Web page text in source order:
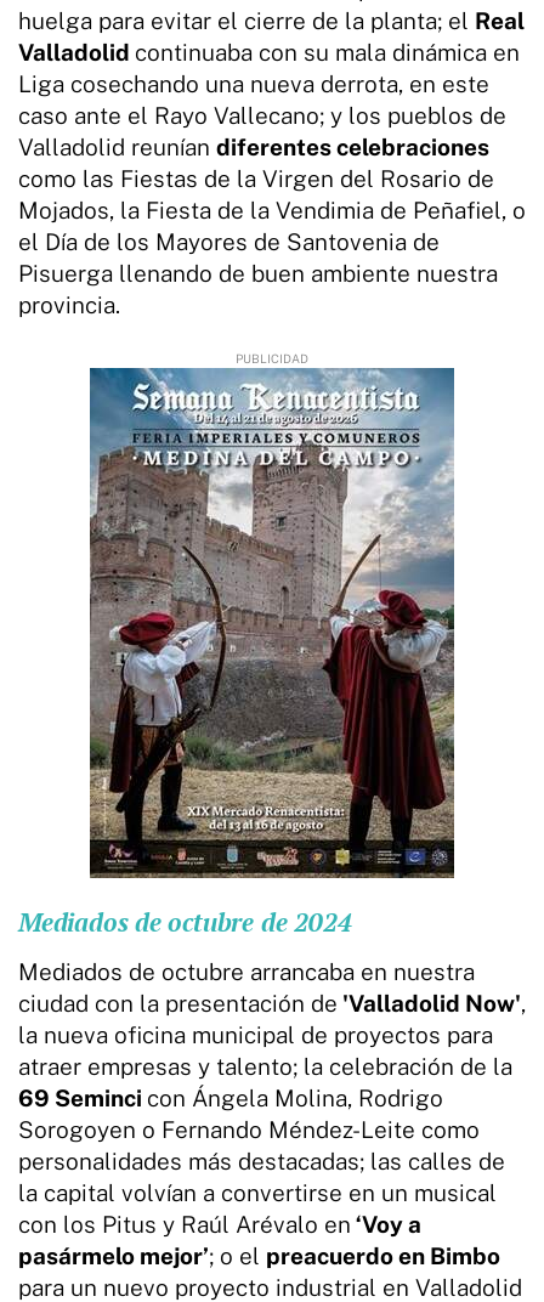
huelga para evitar el cierre de la planta; el Real
Valladolid continuaba con su mala dinámica en
Liga cosechando una nueva derrota, en este
caso ante el Rayo Vallecano; y los pueblos de
Valladolid reunían diferentes celebraciones
como las Fiestas de la Virgen del Rosario de
Mojados, la Fiesta de la Vendimia de Peñafiel, o
el Día de los Mayores de Santovenia de
Pisuerga llenando de buen ambiente nuestra
provincia.
Mediados de octubre de 2024
Mediados de octubre arrancaba en nuestra
ciudad con la presentación de 'Valladolid Now',
la nueva oficina municipal de proyectos para
atraer empresas y talento; la celebración de la
69 Seminci con Ángela Molina, Rodrigo
Sorogoyen o Fernando Méndez-Leite como
personalidades más destacadas; las calles de
la capital volvían a convertirse en un musical
con los Pitus y Raúl Arévalo en ‘Voy a
pasármelo mejor’; o el preacuerdo en Bimbo
para un nuevo proyecto industrial en Valladolid